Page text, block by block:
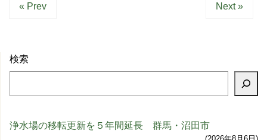
« Prev Next »
検索
浄水場の移転更新を５年間延長 群馬・沼田市